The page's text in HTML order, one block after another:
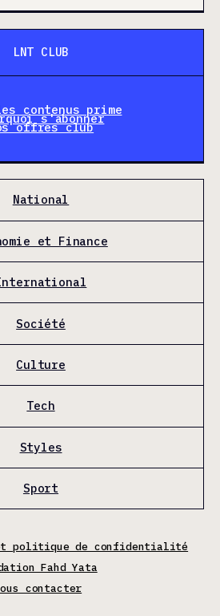
LNT CLUB
contenus prime
s'abonner
offres club
National
et Finance
Société
Culture
Tech
Styles
Sport
politique de confidentialité
Fahd Yata
contacter